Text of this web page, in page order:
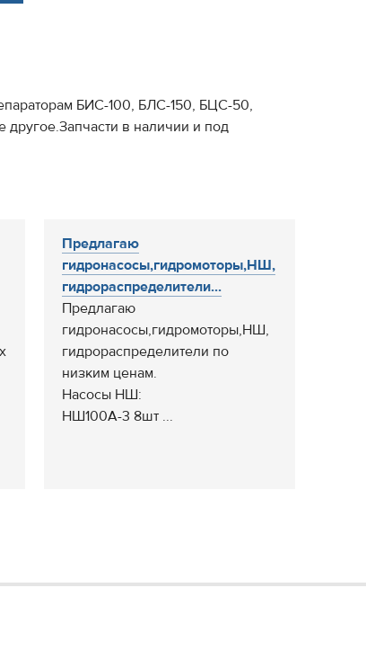
БИС-100, БЛС-150, БЦС-50,
в наличии и под
Предлагаю
гидронасосы,гидромоторы,НШ,
гидрораспределители...
Предлагаю
гидронасосы,гидромоторы,НШ,
гидрораспределители по
низким ценам.
Насосы НШ:
НШ100А-3 8шт ...